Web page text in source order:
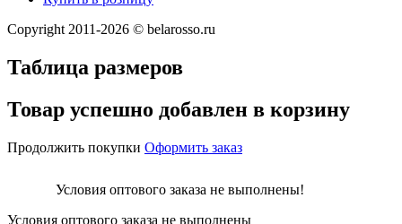
Copyright 2011-2026 © belarosso.ru
Таблица размеров
Товар успешно добавлен в корзину
Продолжить покупки Оформить заказ
Условия оптового заказа не выполнены!
Условия оптового заказа не выполнены